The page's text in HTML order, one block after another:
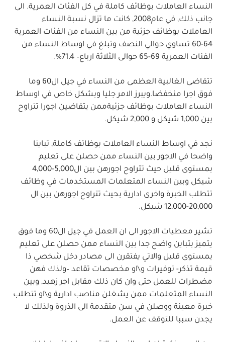
النساء العاملات بوظائف كاملة في كل الفئات العمرية. الى
جانب ذلك, في عام2008, كانت ما تزال نسبة النساء
العاملات بوظائف جزئية من بين النساء من الفئات العمرية
64-60
تساوي حوالي النصف وتبلغ في اوساط النساء من
الفئات العمرية 69-65 حوالى الثلاثة ارباع– 71.4%.
تتقاضى الغالبية العظمى من النساء في جيل ال60 وما
فوق اجرا منخفضا.ويبرز الامر جليا وبشكل خاص في اوساط
النساء العاملات بوظائف جزئيةممن يتقاضين اجورا تتراوح
بين1,000 شيكل و 2,000 شيكل.
نجد في اوساط النساء العاملات بوظائف كاملة, تباينا
واضحا في الاجور بين النساء ممن حصلن على تعليم
بمستوى قليل حيث تتراوح اجورهن بين ال5,000-4,000
شيكل وبين النساء المتعلمات المستخدمات في وظائف
تتطلب الخبرة واخرى ادارية بحيث تتراوح اجورهن بين ال
20,000-12,000
شيكل.
تشير معطيات الاجور الى ان العمل في
جيل ال60 وما فوق
يتميز بتباين واضح جدا بين النساء ممن حصلن على تعليم
بمستوى قليل والاتي يفتقرن الى مصادر دخل شخصي ذا
قيمة تذكر- توفيرات و\او مخصصات تقاعد–ولذك فهن
مضطرات للعمل حتى وان كان ذلك مقابل اجر زهيد, وبين
النساء المتعلمات ممن يشغلن مناصب ادارية و\او تتطلب
خبرة معينة ووصلن في سن متقدمة الى الذروة ولذلك لا
يجدن سببا للتوقف عن العمل.